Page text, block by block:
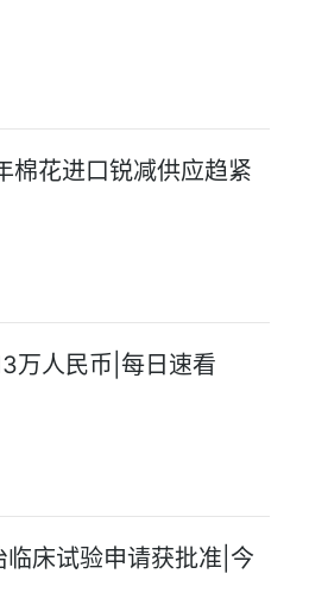
棉花进口锐减供应趋紧
万人民币|每日速看
床试验申请获批准|今